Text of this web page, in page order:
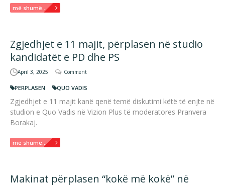
më shumë...
Zgjedhjet e 11 majit, përplasen në studio
kandidatët e PD dhe PS
April 3, 2025 Comment
PERPLASEN QUO VADIS
Zgjedhjet e 11 majit kanë qenë temë diskutimi këtë të enjte në
studion e Quo Vadis në Vizion Plus të moderatores Pranvera
Borakaj.
më shumë...
Makinat përplasen “kokë më kokë” në